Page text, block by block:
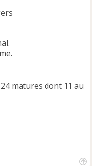
matures dont 11 au